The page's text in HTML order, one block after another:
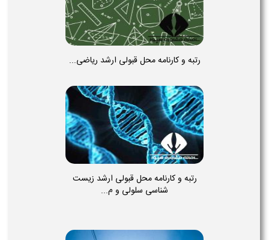
رتبه و کارنامه محل قبولی ارشد ریاضی...
رتبه و کارنامه محل قبولی ارشد زیست
شناسی سلولی و م...